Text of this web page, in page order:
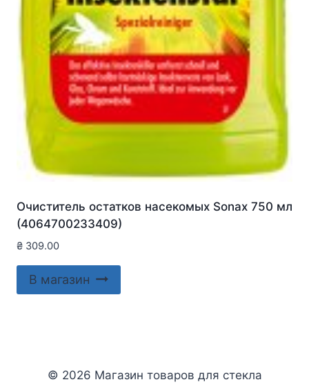
Очиститель остатков насекомых Sonax 750 мл
(4064700233409)
₴ 309.00
В магазин
© 2026 Магазин товаров для стекла